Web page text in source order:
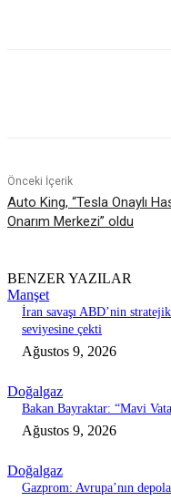
Önceki İçerik
Auto King, “Tesla Onaylı
Onarım Merkezi” oldu
BENZER YAZILAR
Manşet
İran savaşı ABD’nin
seviyesine çekti
Ağustos 9, 2026
Doğalgaz
Bakan Bayraktar: “Mavi
Ağustos 9, 2026
Doğalgaz
Gazprom: Avrupa’nın